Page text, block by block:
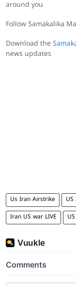
around you
Follow Samakalika
Download the
news updates
Us Iran Airstrike
Iran US war LIVE